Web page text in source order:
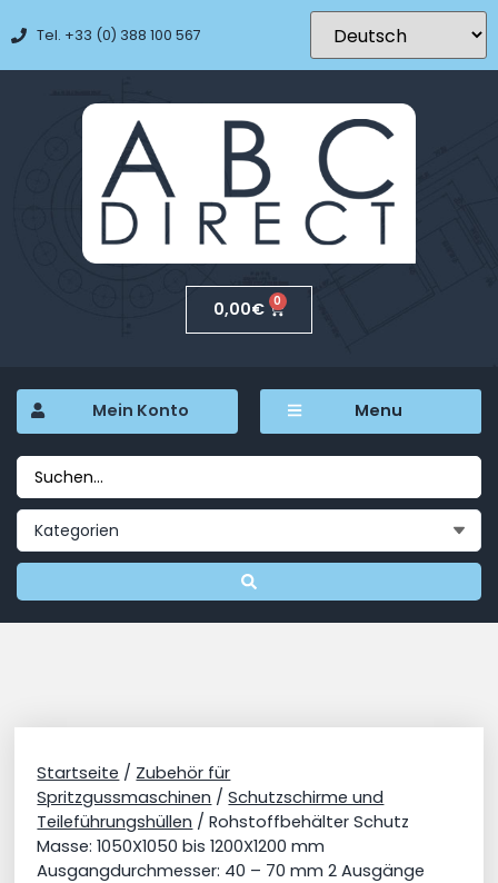
Tel. +33 (0) 388 100 567
0,00€ 0
Mein Konto Menu
Startseite / Zubehör für
Spritzgussmaschinen /Schutzschirme und
Teileführungshüllen / Rohstoffbehälter Schutz
Masse: 1050X1050 bis 1200X1200 mm
Ausgangdurchmesser: 40 – 70 mm 2 Ausgänge